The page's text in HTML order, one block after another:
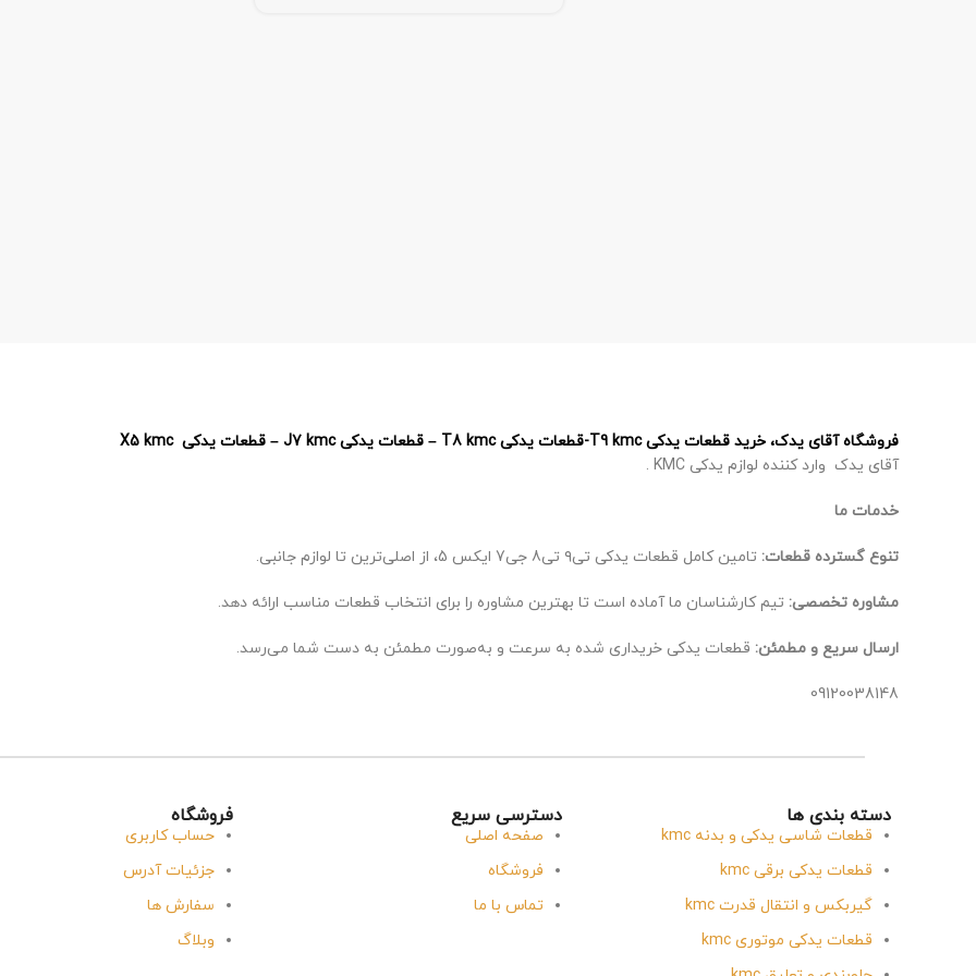
فروشگاه آقای یدک، خرید قطعات یدکی T9 kmc-قطعات یدکی T8 kmc – قطعات یدکی J7 kmc – قطعات یدکی X5 kmc
آقای یدک وارد کننده لوازم یدکی KMC .
خدمات ما
تنوع گسترده قطعات: تامین کامل قطعات یدکی تی۹ تی8 جی7 ایکس 5، از اصلی‌ترین تا لوازم جانبی.
مشاوره تخصصی: تیم کارشناسان ما آماده است تا بهترین مشاوره را برای انتخاب قطعات مناسب ارائه دهد.
ارسال سریع و مطمئن: قطعات یدکی خریداری شده به سرعت و به‌صورت مطمئن به دست شما می‌رسد.
09120038148
دسته بندی ها
قطعات شاسی یدکی و بدنه kmc
قطعات یدکی برقی kmc
گیربکس و انتقال قدرت kmc
قطعات یدکی موتوری kmc
دسترسی سریع
صفحه اصلی
فروشگاه
تماس با ما
فروشگاه
حساب کاربری
جزئیات آدرس
سفارش ها
وبلاگ